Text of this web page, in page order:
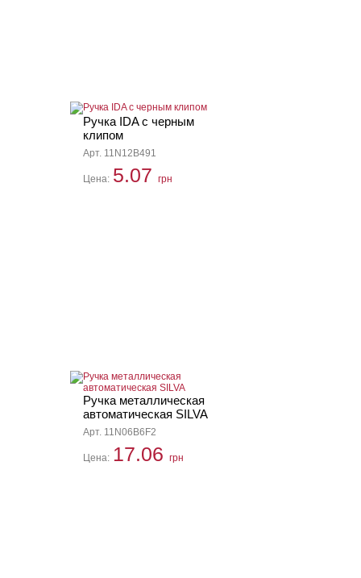
Ручка IDA с черным
клипом
Арт. 11N12B491
Цена: 5.07 грн
Ручка металлическая
автоматическая SILVA
Арт. 11N06B6F2
Цена: 17.06 грн